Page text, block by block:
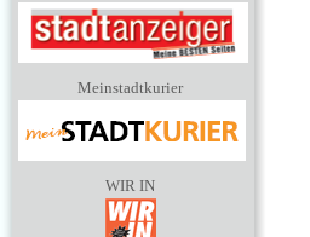
Meinstadtkurier
WIR IN